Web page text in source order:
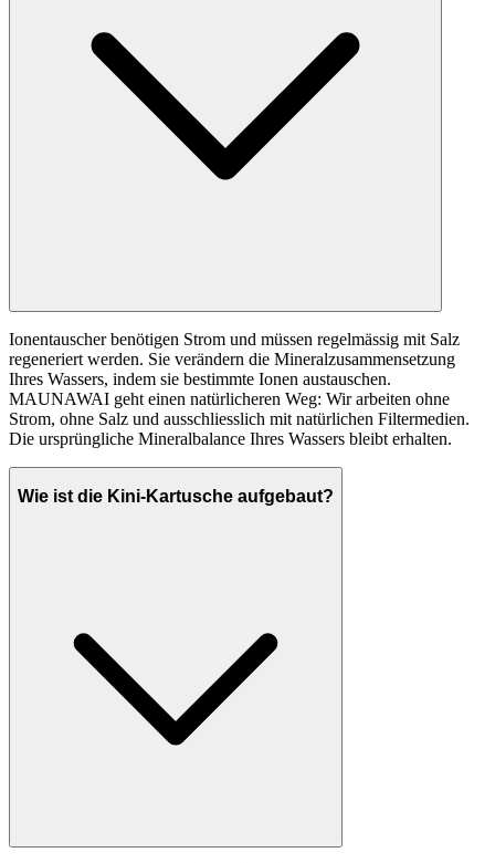
Ionentauscher benötigen Strom und müssen regelmässig mit Salz
regeneriert werden. Sie verändern die Mineralzusammensetzung
Ihres Wassers, indem sie bestimmte Ionen austauschen.
MAUNAWAI geht einen natürlicheren Weg: Wir arbeiten ohne
Strom, ohne Salz und ausschliesslich mit natürlichen Filtermedien.
Die ursprüngliche Mineralbalance Ihres Wassers bleibt erhalten.
Wie ist die Kini-Kartusche aufgebaut?